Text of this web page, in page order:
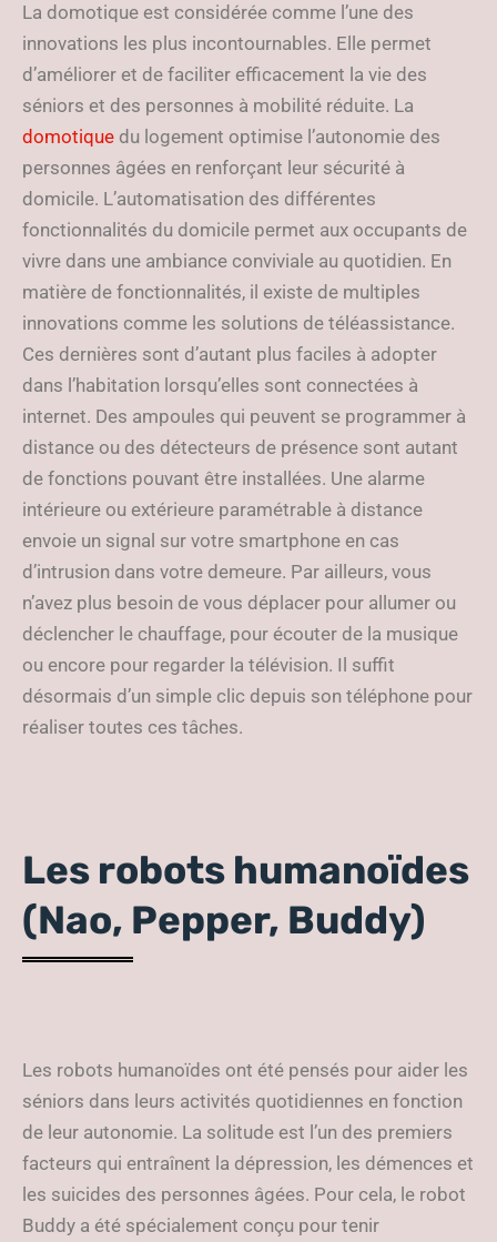
La domotique est considérée comme l’une des
innovations les plus incontournables. Elle permet
d’améliorer et de faciliter efficacement la vie des
séniors et des personnes à mobilité réduite. La
domotique du logement optimise l’autonomie des
personnes âgées en renforçant leur sécurité à
domicile. L’automatisation des différentes
fonctionnalités du domicile permet aux occupants de
vivre dans une ambiance conviviale au quotidien. En
matière de fonctionnalités, il existe de multiples
innovations comme les solutions de téléassistance.
Ces dernières sont d’autant plus faciles à adopter
dans l’habitation lorsqu’elles sont connectées à
internet. Des ampoules qui peuvent se programmer à
distance ou des détecteurs de présence sont autant
de fonctions pouvant être installées. Une alarme
intérieure ou extérieure paramétrable à distance
envoie un signal sur votre smartphone en cas
d’intrusion dans votre demeure. Par ailleurs, vous
n’avez plus besoin de vous déplacer pour allumer ou
déclencher le chauffage, pour écouter de la musique
ou encore pour regarder la télévision. Il suffit
désormais d’un simple clic depuis son téléphone pour
réaliser toutes ces tâches.
Les robots humanoïdes
(Nao, Pepper, Buddy)
Les robots humanoïdes ont été pensés pour aider les
séniors dans leurs activités quotidiennes en fonction
de leur autonomie. La solitude est l’un des premiers
facteurs qui entraînent la dépression, les démences et
les suicides des personnes âgées. Pour cela, le robot
Buddy a été spécialement conçu pour tenir